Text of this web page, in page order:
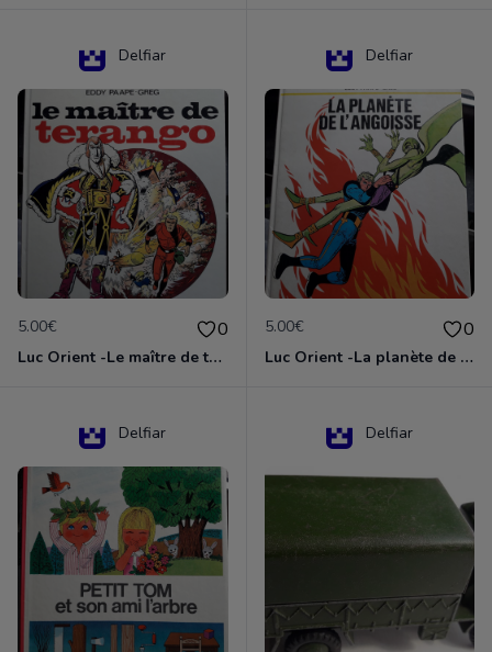
Delfiar
5.00€ 0
Luc Orient -Le maître de terango
Delfiar
5.00€ 0
Luc Orient -La planète de l'angoisse
Delfiar Delfiar